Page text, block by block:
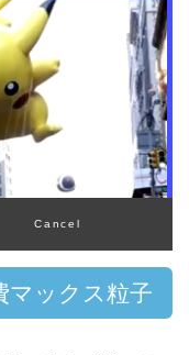
マックス粒子